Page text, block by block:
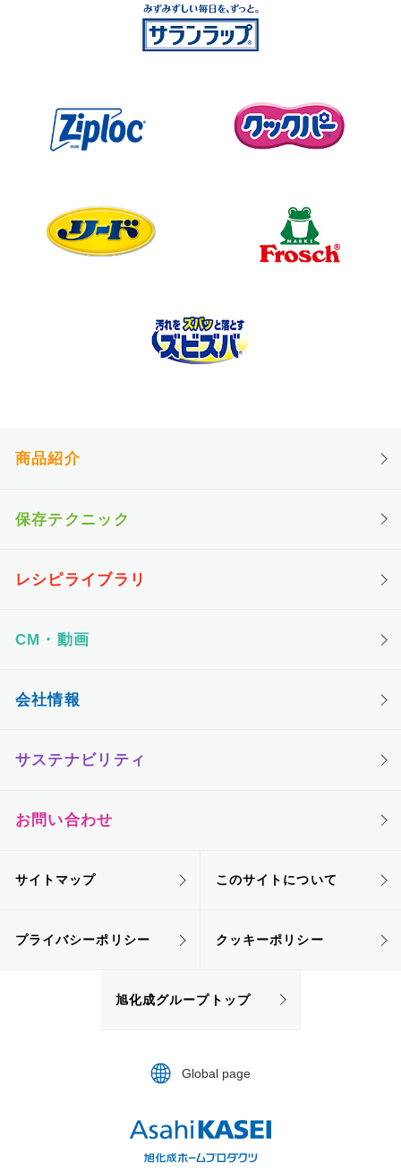
商品紹介
保存テクニック
レシピライブラリ
CM・動画
会社情報
サステナビリティ
お問い合わせ
サイトマップ このサイトについて
プライバシーポリシー クッキーポリシー
旭化成グループトップ
Global page